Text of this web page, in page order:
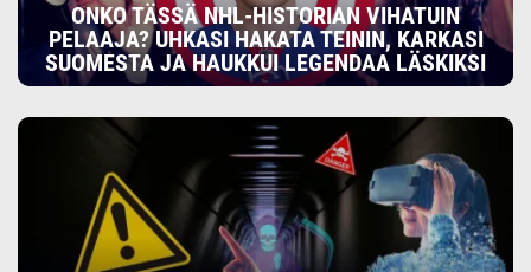
ONKO TÄSSÄ NHL-HISTORIAN VIHATUIN
PELAAJA? UHKASI HAKATA TEININ, KARKASI
SUOMESTA JA HAUKKUI LEGENDAA LÄSKIKSI